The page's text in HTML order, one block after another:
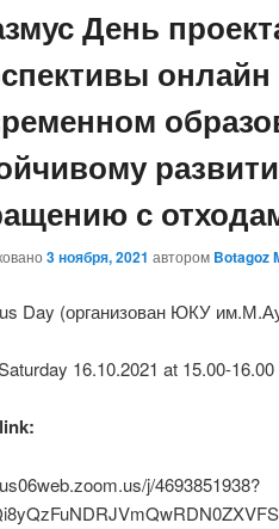
День
с
3 ноября, 2021 автором Botagoz
Day (организован ЮКУ
16.10.2021 at 15.00-
j/4693851938?